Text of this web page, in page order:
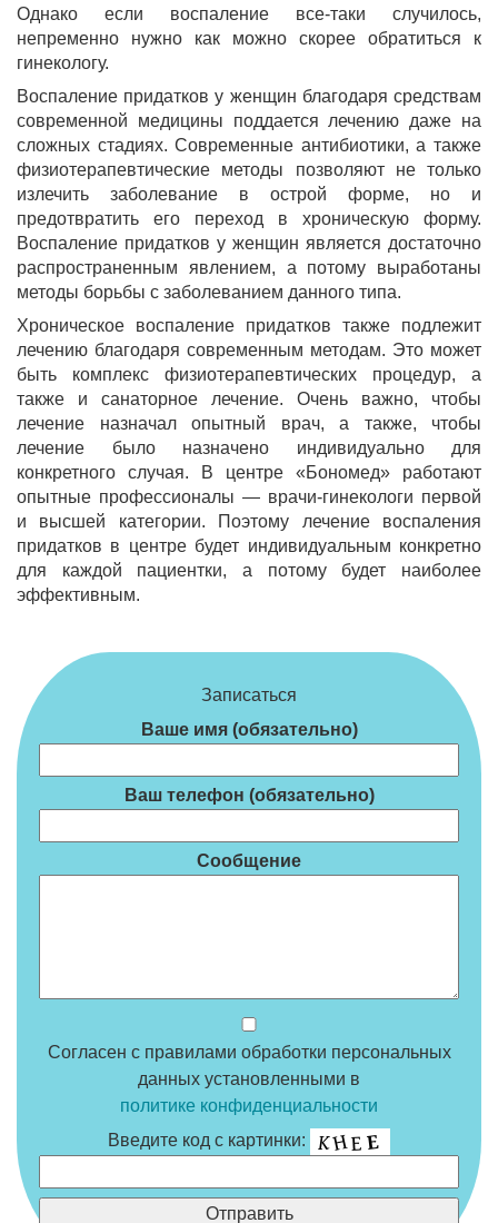
Однако если воспаление все-таки случилось,
непременно нужно как можно скорее обратиться к
гинекологу.
Воспаление придатков у женщин благодаря средствам
современной медицины поддается лечению даже на
сложных стадиях. Современные антибиотики, а также
физиотерапевтические методы позволяют не только
излечить заболевание в острой форме, но и
предотвратить его переход в хроническую форму.
Воспаление придатков у женщин является достаточно
распространенным явлением, а потому выработаны
методы борьбы с заболеванием данного типа.
Хроническое воспаление придатков также подлежит
лечению благодаря современным методам. Это может
быть комплекс физиотерапевтических процедур, а
также и санаторное лечение. Очень важно, чтобы
лечение назначал опытный врач, а также, чтобы
лечение было назначено индивидуально для
конкретного случая. В центре «Бономед» работают
опытные профессионалы — врачи-гинекологи первой
и высшей категории. Поэтому лечение воспаления
придатков в центре будет индивидуальным конкретно
для каждой пациентки, а потому будет наиболее
эффективным.
Записаться
Ваше имя (обязательно)
Ваш телефон (обязательно)
Сообщение
Согласен с правилами обработки персональных
данных установленными в
политике конфиденциальности
Введите код с картинки: